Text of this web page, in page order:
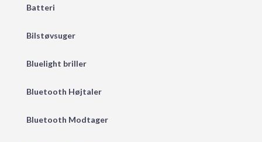
Batteri
Bilstøvsuger
Bluelight briller
Bluetooth Højtaler
Bluetooth Modtager